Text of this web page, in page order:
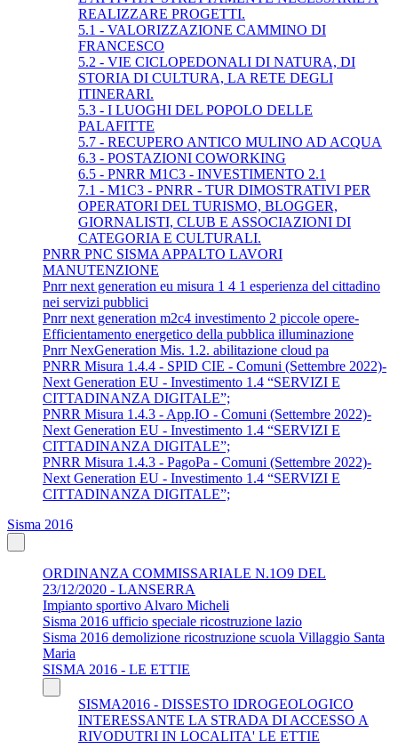
REALIZZARE PROGETTI.
5.1 - VALORIZZAZIONE CAMMINO DI
FRANCESCO
5.2 - VIE CICLOPEDONALI DI NATURA, DI
STORIA DI CULTURA, LA RETE DEGLI
ITINERARI.
5.3 - I LUOGHI DEL POPOLO DELLE
PALAFITTE
5.7 - RECUPERO ANTICO MULINO AD ACQUA
6.3 - POSTAZIONI COWORKING
6.5 - PNRR M1C3 - INVESTIMENTO 2.1
7.1 - M1C3 - PNRR - TUR DIMOSTRATIVI PER
OPERATORI DEL TURISMO, BLOGGER,
GIORNALISTI, CLUB E ASSOCIAZIONI DI
CATEGORIA E CULTURALI.
PNRR PNC SISMA APPALTO LAVORI
MANUTENZIONE
Pnrr next generation eu misura 1 4 1 esperienza del cittadino
nei servizi pubblici
Pnrr next generation m2c4 investimento 2 piccole opere-
Efficientamento energetico della pubblica illuminazione
Pnrr NexGeneration Mis. 1.2. abilitazione cloud pa
PNRR Misura 1.4.4 - SPID CIE - Comuni (Settembre 2022)-
Next Generation EU - Investimento 1.4 “SERVIZI E
CITTADINANZA DIGITALE”;
PNRR Misura 1.4.3 - App.IO - Comuni (Settembre 2022)-
Next Generation EU - Investimento 1.4 “SERVIZI E
CITTADINANZA DIGITALE”;
PNRR Misura 1.4.3 - PagoPa - Comuni (Settembre 2022)-
Next Generation EU - Investimento 1.4 “SERVIZI E
CITTADINANZA DIGITALE”;
Sisma 2016
ORDINANZA COMMISSARIALE N.1O9 DEL
23/12/2020 - LANSERRA
Impianto sportivo Alvaro Micheli
Sisma 2016 ufficio speciale ricostruzione lazio
Sisma 2016 demolizione ricostruzione scuola Villaggio Santa
Maria
SISMA 2016 - LE ETTIE
SISMA2016 - DISSESTO IDROGEOLOGICO
INTERESSANTE LA STRADA DI ACCESSO A
RIVODUTRI IN LOCALITA' LE ETTIE